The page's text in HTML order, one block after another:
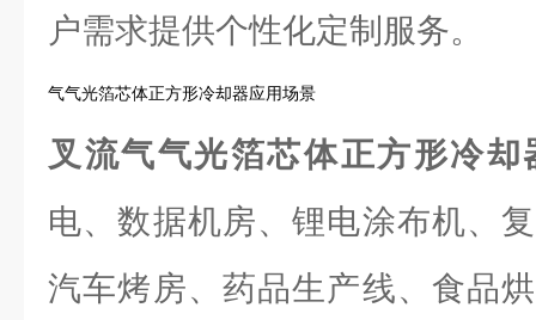
户需求提供个性化定制服务。
气气光箔芯体正方形冷却器应用场景
叉流气气光箔芯体正方形冷却
电、数据机房、锂电涂布机、
汽车烤房、药品生产线、食品